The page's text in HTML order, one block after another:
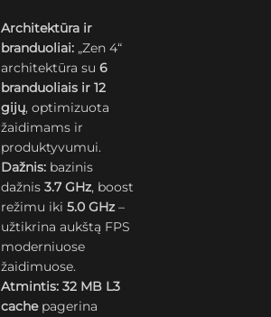
Architektūra ir
branduoliai: „Zen 4“
architektūra su6
branduoliais ir 12
gijų, optimizuota
žaidimams ir
produktyvumui.
Dažnis: bazinis
dažnis3.7 GHz, boost
režimu iki5.0 GHz–
užtikrina aukštą FPS
moderniuose
žaidimuose.
Atmintis: 32 MB L3
cachepagerina